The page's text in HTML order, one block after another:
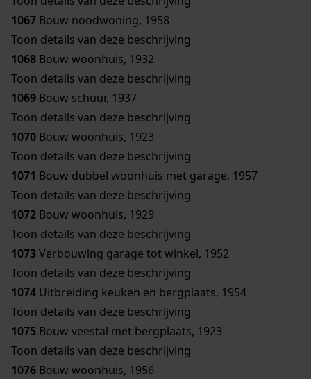
1067 Bouw noodwoning, 1958
Toon details van deze beschrijving
1068 Bouw woonhuis, 1932
Toon details van deze beschrijving
1069 Bouw schuur, 1937
Toon details van deze beschrijving
1070 Bouw woonhuis, 1923
Toon details van deze beschrijving
1071 Bouw dubbel woonhuis met garage, 1957
Toon details van deze beschrijving
1072 Bouw woonhuis, 1929
Toon details van deze beschrijving
1073Verbouwing garage tot winkel, 1952
Toon details van deze beschrijving
1074 Uitbreiding keuken en bergplaats, 1954
Toon details van deze beschrijving
1075 Bouw veestal met bergplaats, 1923
Toon details van deze beschrijving
1076 Bouw woonhuis, 1956